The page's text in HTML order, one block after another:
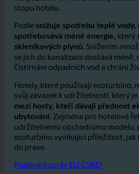
tohoto odvětví. Každé snížení
má pozitivní vliv na životní prostředí
stopu hotelu.
Podlesnižuje spotřebu teplé vody,
spotřebovává méně energie,který
skleníkových plynů. Snížením
se jich do kanalizace dostává méně,
čistírnám odpadních vod a chrání
Hotely, které používají ecoturbino,
svůj závazek k udržitelnosti, který je
mezi hosty, kteří dávají přednost
ubytování.Zejména pro hotelové
udržitelnému obchodnímu modelu,
ecoturbino vynikající příležitost, jak
do praxe.